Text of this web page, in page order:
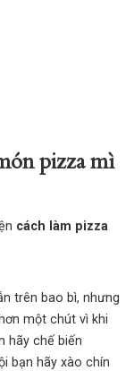
pizza mì
cách làm pizza
trên bao bì, nhưng
một chút vì khi
hãy chế biến
bạn hãy xào chín